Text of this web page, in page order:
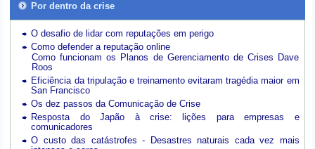
Por dentro da crise
O desafio de lidar com reputações em perigo
Como defender a reputação online
Como funcionam os Planos de Gerenciamento de Crises Dave
Roos
Eficiência da tripulação e treinamento evitaram tragédia maior em
San Francisco
Os dez passos da Comunicação de Crise
Resposta do Japão à crise: lições para empresas e
comunicadores
O custo das catástrofes -
Desastres naturais cada vez mais